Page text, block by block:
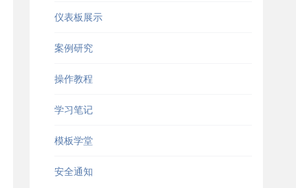
仪表板展示
案例研究
操作教程
学习笔记
模板学堂
安全通知